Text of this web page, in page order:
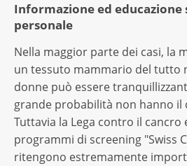
Informazione ed educazione
personale
Nella maggior parte dei casi, la
un tessuto mammario del tutto
donne può essere
grande probabilità non hanno il
Tuttavia la Lega contro il cancro
programmi di screening "Swiss
ritengono estremamente